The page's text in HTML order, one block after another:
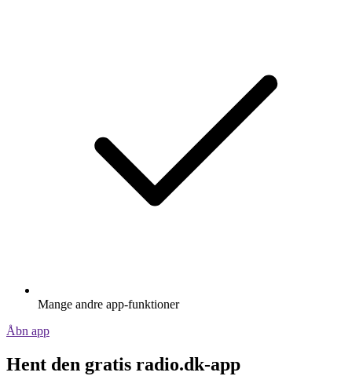
Mange andre app-funktioner
Åbn app
Hent den gratis radio.dk-app